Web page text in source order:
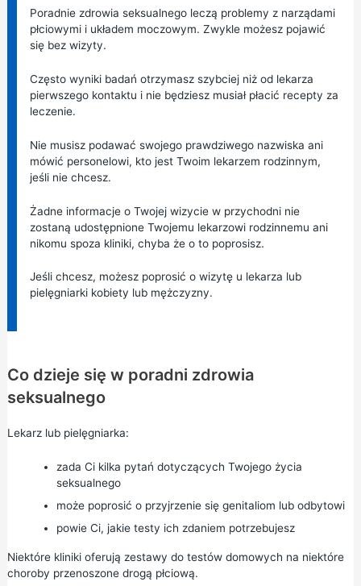
Poradnie zdrowia seksualnego leczą problemy z narządami
płciowymi i układem moczowym. Zwykle możesz pojawić
się bez wizyty.
Często wyniki badań otrzymasz szybciej niż od lekarza
pierwszego kontaktu i nie będziesz musiał płacić recepty za
leczenie.
Nie musisz podawać swojego prawdziwego nazwiska ani
mówić personelowi, kto jest Twoim lekarzem rodzinnym,
jeśli nie chcesz.
Żadne informacje o Twojej wizycie w przychodni nie
zostaną udostępnione Twojemu lekarzowi rodzinnemu ani
nikomu spoza kliniki, chyba że o to poprosisz.
Jeśli chcesz, możesz poprosić o wizytę u lekarza lub
pielęgniarki kobiety lub mężczyzny.
Co dzieje się w poradni zdrowia
seksualnego
Lekarz lub pielęgniarka:
zada Ci kilka pytań dotyczących Twojego życia
seksualnego
może poprosić o przyjrzenie się genitaliom lub odbytowi
powie Ci, jakie testy ich zdaniem potrzebujesz
Niektóre kliniki oferują zestawy do testów domowych na niektóre
choroby przenoszone drogą płciową.